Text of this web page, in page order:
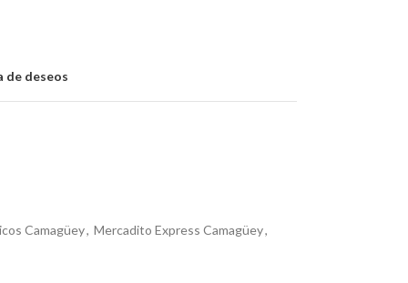
de deseos
Camagüey, Mercadito Express Camagüey,